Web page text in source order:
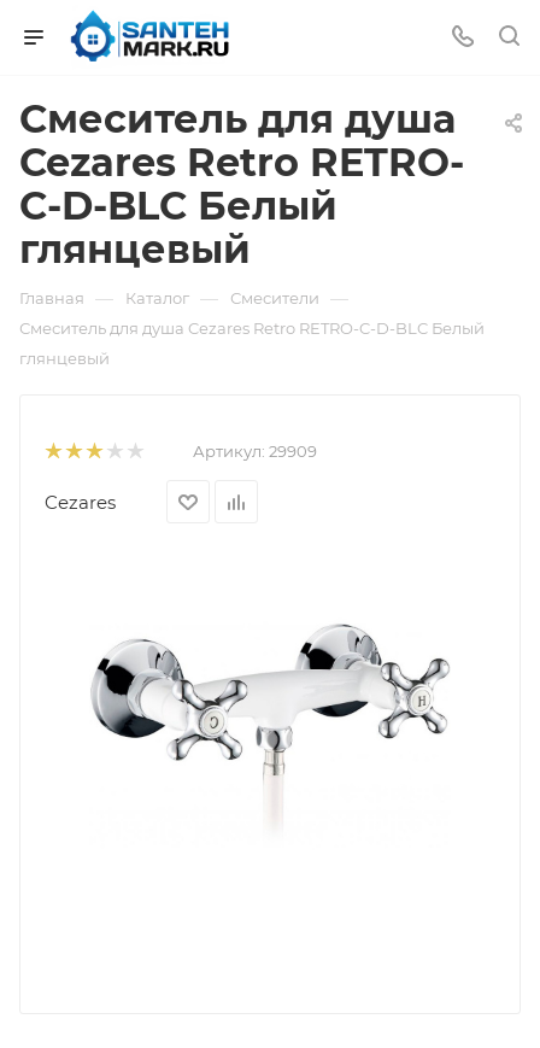
Смеситель для душа
Cezares Retro RETRO-
C-D-BLC Белый
глянцевый
Главная — Каталог — Смесители —
Смеситель для душа Cezares Retro RETRO-C-D-BLC Белый
глянцевый
Артикул: 29909
Cezares